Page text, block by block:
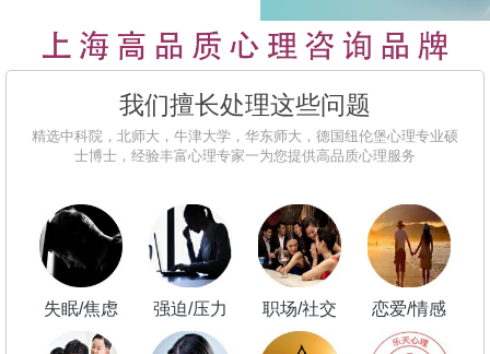
我们擅长处理这些问题
精选中科院，北师大，牛津大学，华东师大，德国纽伦堡心理专业硕
士博士，经验丰富心理专家一为您提供高品质心理服务
失眠/焦虑 强迫/压力 职场/社交 恋爱/情感